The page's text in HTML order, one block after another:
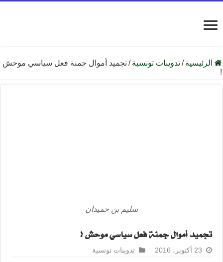
الرئيسية /تدوينات تونسية /تجميد أموال جمنة فعل سياسي موحش
!
سليم بن حميدان
تجميد أموال جمنة فعل سياسي موحش !
23 أكتوبر، 2016 تدوينات تونسية